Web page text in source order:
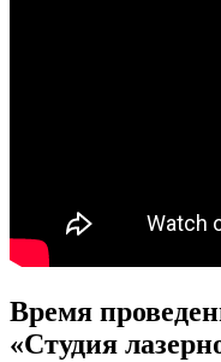
Время
«Студия